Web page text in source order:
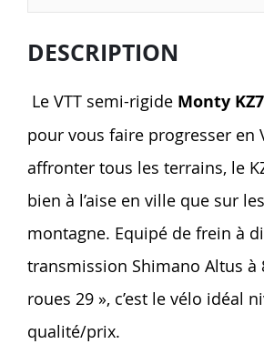
DESCRIPTION
Le VTT semi-rigide Monty KZ7
pour vous faire progresser en
affronter tous les terrains, le
bien à l’aise en ville que sur
montagne. Equipé de frein à
transmission Shimano Altus à
roues 29 », c’est le vélo idéal
qualité/prix.